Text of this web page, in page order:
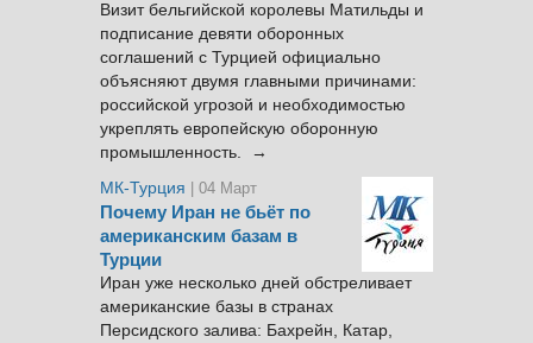
Визит бельгийской королевы Матильды и
подписание девяти оборонных
соглашений с Турцией официально
объясняют двумя главными причинами:
российской угрозой и необходимостью
укреплять европейскую оборонную
промышленность. →
МК-Турция
| 04 Март
Почему Иран не бьёт по
американским базам в
Турции
Иран уже несколько дней обстреливает
американские базы в странах
Персидского залива: Бахрейн, Катар,